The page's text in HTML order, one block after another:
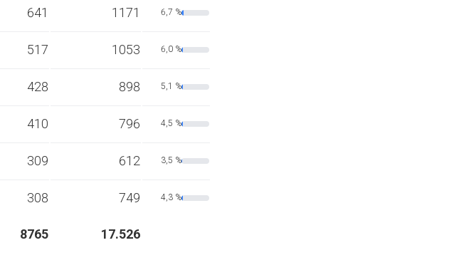
641 1171 6,7 %
517 1053 6,0 %
428 898 5,1 %
410 796 4,5 %
309 612 3,5 %
308 749 4,3 %
8765 17.526